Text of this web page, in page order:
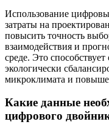
Использование
затраты на
повысить точность
взаимодействия и
среде. Это
экологически
микроклимата и
Какие данные
цифрового